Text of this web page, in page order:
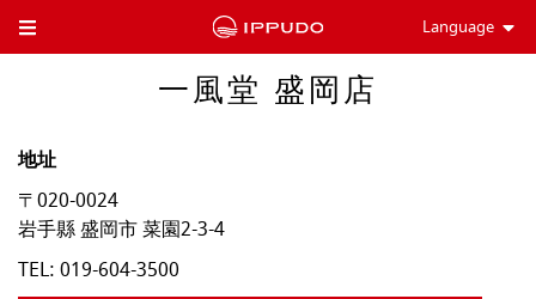
Toggle Header Menu Language
一風堂 盛岡店
地址
〒020-0024
岩手縣盛岡市菜園2-3-4
TEL: 019-604-3500